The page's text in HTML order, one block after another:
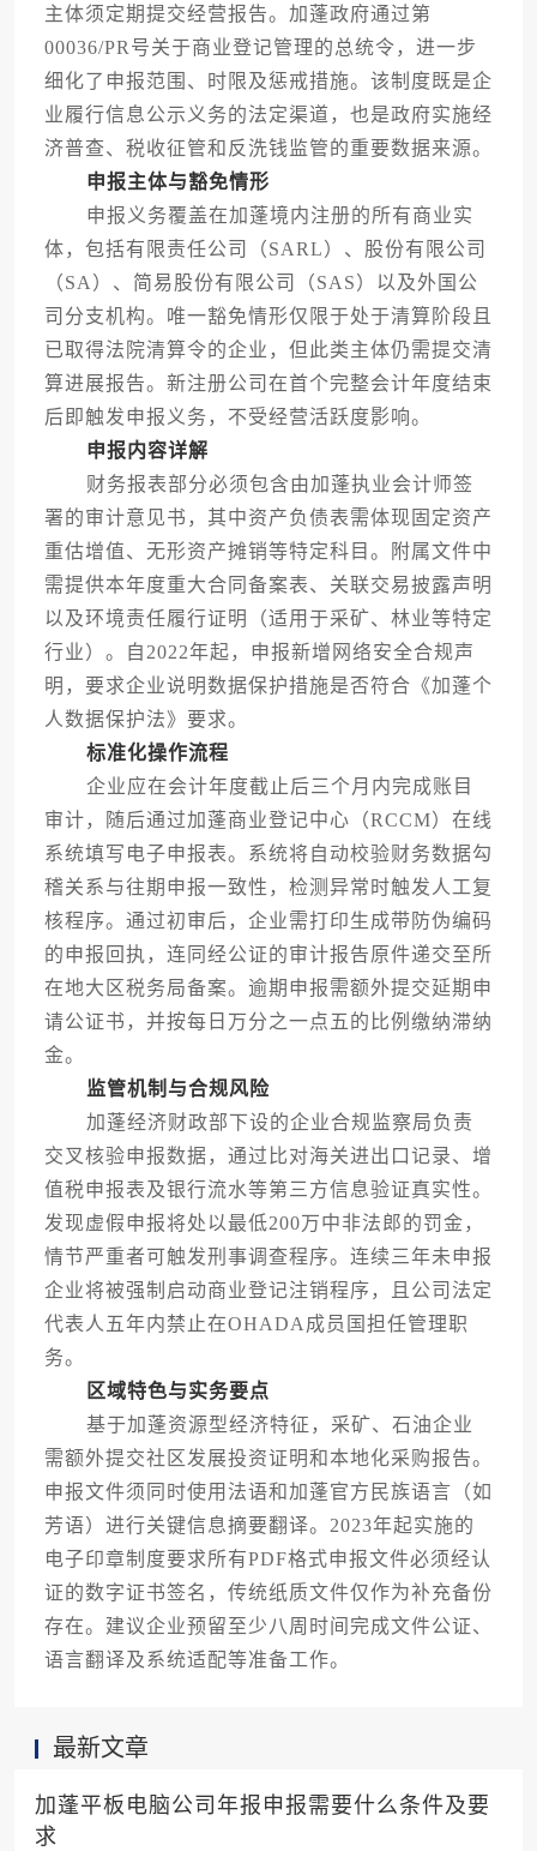
主体须定期提交经营报告。加蓬政府通过第
00036/PR号关于商业登记管理的总统令，进一步
细化了申报范围、时限及惩戒措施。该制度既是企
业履行信息公示义务的法定渠道，也是政府实施经
济普查、税收征管和反洗钱监管的重要数据来源。
申报主体与豁免情形
申报义务覆盖在加蓬境内注册的所有商业实
体，包括有限责任公司（SARL）、股份有限公司
（SA）、简易股份有限公司（SAS）以及外国公
司分支机构。唯一豁免情形仅限于处于清算阶段且
已取得法院清算令的企业，但此类主体仍需提交清
算进展报告。新注册公司在首个完整会计年度结束
后即触发申报义务，不受经营活跃度影响。
申报内容详解
财务报表部分必须包含由加蓬执业会计师签
署的审计意见书，其中资产负债表需体现固定资产
重估增值、无形资产摊销等特定科目。附属文件中
需提供本年度重大合同备案表、关联交易披露声明
以及环境责任履行证明（适用于采矿、林业等特定
行业）。自2022年起，申报新增网络安全合规声
明，要求企业说明数据保护措施是否符合《加蓬个
人数据保护法》要求。
标准化操作流程
企业应在会计年度截止后三个月内完成账目
审计，随后通过加蓬商业登记中心（RCCM）在线
系统填写电子申报表。系统将自动校验财务数据勾
稽关系与往期申报一致性，检测异常时触发人工复
核程序。通过初审后，企业需打印生成带防伪编码
的申报回执，连同经公证的审计报告原件递交至所
在地大区税务局备案。逾期申报需额外提交延期申
请公证书，并按每日万分之一点五的比例缴纳滞纳
金。
监管机制与合规风险
加蓬经济财政部下设的企业合规监察局负责
交叉核验申报数据，通过比对海关进出口记录、增
值税申报表及银行流水等第三方信息验证真实性。
发现虚假申报将处以最低200万中非法郎的罚金，
情节严重者可触发刑事调查程序。连续三年未申报
企业将被强制启动商业登记注销程序，且公司法定
代表人五年内禁止在OHADA成员国担任管理职
务。
区域特色与实务要点
基于加蓬资源型经济特征，采矿、石油企业
需额外提交社区发展投资证明和本地化采购报告。
申报文件须同时使用法语和加蓬官方民族语言（如
芳语）进行关键信息摘要翻译。2023年起实施的
电子印章制度要求所有PDF格式申报文件必须经认
证的数字证书签名，传统纸质文件仅作为补充备份
存在。建议企业预留至少八周时间完成文件公证、
语言翻译及系统适配等准备工作。
最新文章
加蓬平板电脑公司年报申报需要什么条件及要
求